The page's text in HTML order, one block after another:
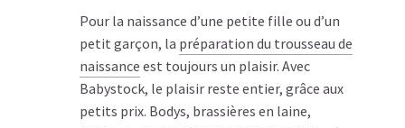
Pour la naissance d’une petite fille ou d’un
petit garçon, la préparation du trousseau de
naissance est toujours un plaisir. Avec
Babystock, le plaisir reste entier, grâce aux
petits prix. Bodys, brassières en laine,